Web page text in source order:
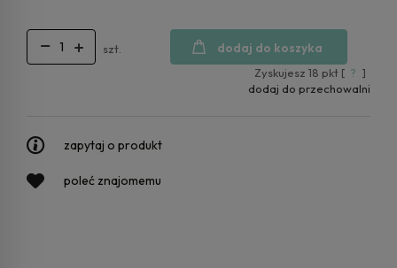
szt. dodaj do koszyka
Zyskujesz 18 pkt [ ? ]
dodaj do przechowalni
zapytaj o produkt
poleć znajomemu